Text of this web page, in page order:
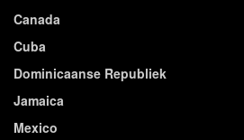
Canada
Cuba
Dominicaanse Republiek
Jamaica
Mexico